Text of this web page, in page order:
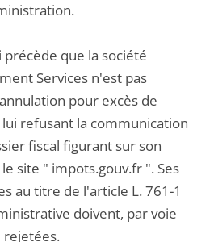
que la société
Services n'est pas
pour excès de
refusant la communication
fiscal figurant sur son
site " impots.gouv.fr ". Ses
au titre de l'article L. 761-1
doivent, par voie
rejetées.